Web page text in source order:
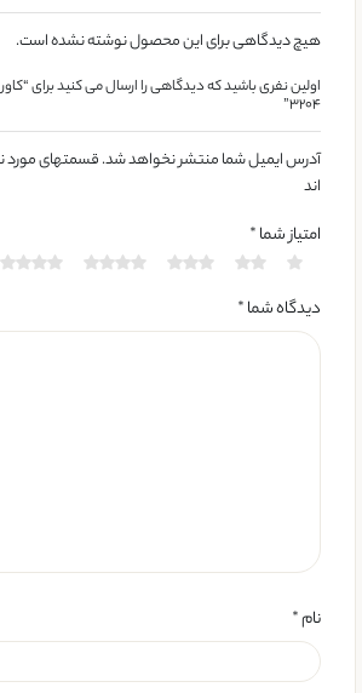
هیچ دیدگاهی برای این محصول نوشته نشده است.
۳۲۰۴”
آدرس ایمیل شما منتشر نخواهد شد. قسمتهای مورد
اند
امتیاز شما*
دیدگاه شما*
نام*